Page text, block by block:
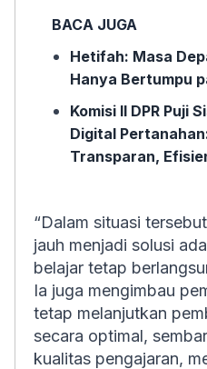
BACA JUGA
Hetifah: Masa
Hanya Bertumpu
Komisi II DPR Puji
Digital
Transparan,
“Dalam situasi
jauh menjadi solusi
belajar tetap
Ia juga mengimbau
tetap melanjutkan
secara optimal,
kualitas pengajaran,